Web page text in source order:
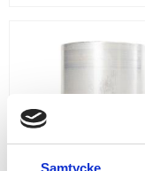
Samtycke